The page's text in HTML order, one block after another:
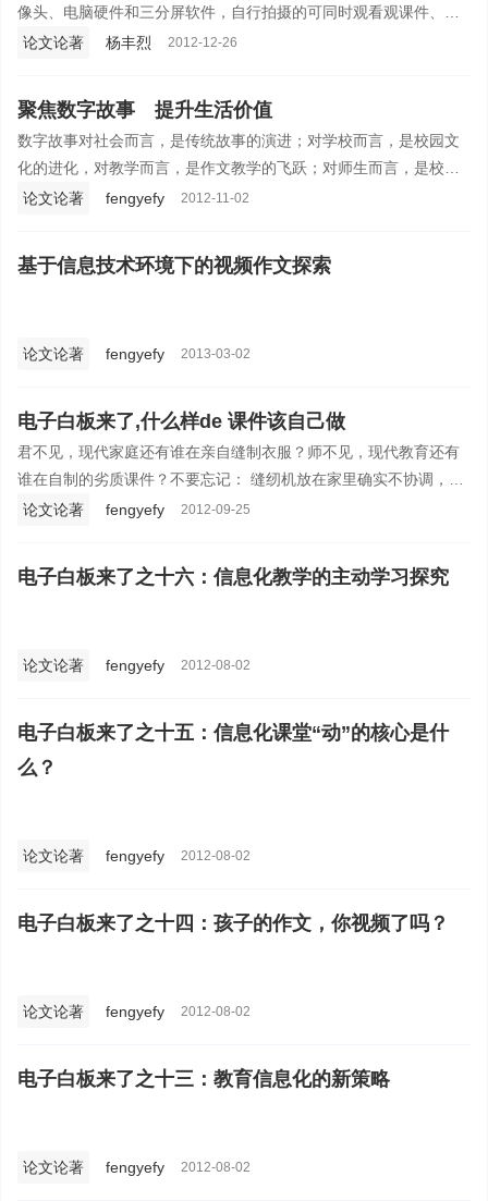
像头、电脑硬件和三分屏软件，自行拍摄的可同时观看观课件、授
课人和教学步骤的视频课堂。
论文论著 杨丰烈 2012-12-26
聚焦数字故事 提升生活价值
数字故事对社会而言，是传统故事的演进；对学校而言，是校园文
化的进化，对教学而言，是作文教学的飞跃；对师生而言，是校园
生活的升华。你如果认为数字故事是超出教学的全新事物，那么你
论文论著 fengyefy 2012-11-02
基于信息技术环境下的视频作文探索
论文论著 fengyefy 2013-03-02
电子白板来了,什么样de 课件该自己做
君不见，现代家庭还有谁在亲自缝制衣服？师不见，现代教育还有
谁在自制的劣质课件？不要忘记： 缝纫机放在家里确实不协调，
PPT用在白板有时也不兼容。
论文论著 fengyefy 2012-09-25
电子白板来了之十六：信息化教学的主动学习探究
论文论著 fengyefy 2012-08-02
电子白板来了之十五：信息化课堂“动”的核心是什
么？
论文论著 fengyefy 2012-08-02
电子白板来了之十四：孩子的作文，你视频了吗？
论文论著 fengyefy 2012-08-02
电子白板来了之十三：教育信息化的新策略
论文论著 fengyefy 2012-08-02